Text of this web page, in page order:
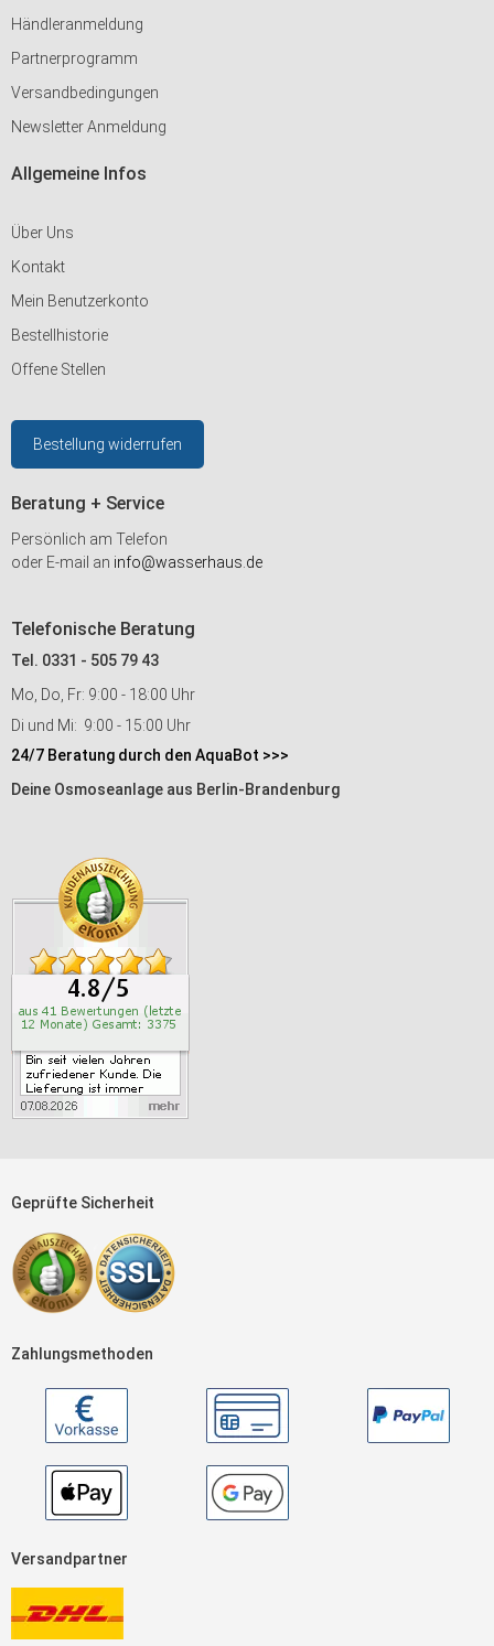
Händleranmeldung
Partnerprogramm
Versandbedingungen
Newsletter Anmeldung
Allgemeine Infos
Über Uns
Kontakt
Mein Benutzerkonto
Bestellhistorie
Offene Stellen
Bestellung widerrufen
Beratung + Service
Persönlich am Telefon
oder E-mail an info@wasserhaus.de
Telefonische Beratung
Tel. 0331 - 505 79 43
Mo, Do, Fr: 9:00 - 18:00 Uhr
Di und Mi: 9:00 - 15:00 Uhr
24/7 Beratung durch den AquaBot >>>
Deine Osmoseanlage aus Berlin-Brandenburg
Geprüfte Sicherheit
Zahlungsmethoden
Versandpartner